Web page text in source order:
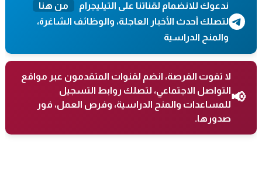
ندعوك للانضمام لقناتنا على التيليجرام
من هنا
لتصلك أحدث الأخبار العاجلة، والوظائف الشاغرة،
والمنح الدراسية
📢
لا تفوت الفرصة، انضم لقنوات المتقدمون عبر مواقع
التواصل الاجتماعي، لتصلك روابط التسجيل
للمساعدات والمنح الدراسية، وفرص العمل، فور
صدورها.